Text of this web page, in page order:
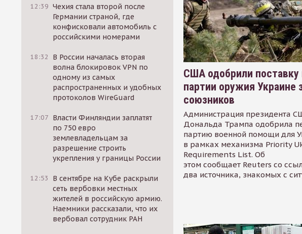
12:39 Чехия стала второй после
Германии страной, где
конфисковали автомобиль с
российскими номерами
18:32
В России началась вторая
волна блокировок VPN по
одному из самых
распространенных и удобных
протоколов WireGuard
17:07 Власти Финляндии заплатят
по 750 евро
землевладельцам за
разрешение строить
укрепления у границы России
12:53
В сентябре на Кубе раскрыли
сеть вербовки местных
жителей в российскую армию.
Наемники рассказали, что их
вербовал сотрудник РАН
США одобрили поставку
партии оружия Украине
союзников
Администрация президента
Дональда Трампа одобрила
партию военной помощи для
в рамках механизма Priority
Requirements List. Об
этом сообщает Reuters со
два источника, знакомых с